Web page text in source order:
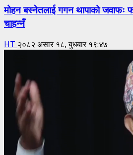
मोहन बस्नेतलाई गगन थापाको जवाफः
चाहन्नँ
HT २०८२ असार १८, बुधबार १९:४७